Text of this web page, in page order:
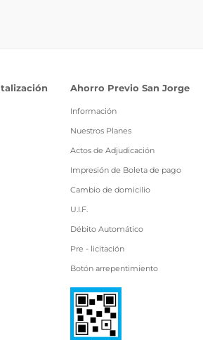
Ahorro Previo San Jorge
Información
Nuestros Planes
Actos de Adjudicación
Impresión de Boleta de pago
Cambio de domicilio
U.I.F.
Débito Automático
Pre - licitación
Botón arrepentimiento